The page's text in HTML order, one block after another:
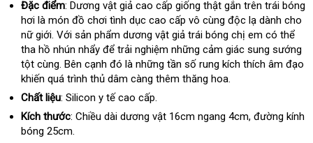
Đặc điểm: Dương vật giả cao cấp giống thật gắn trên trái bóng
hơi là món đồ chơi tình dục cao cấp vô cùng độc lạ dành cho
nữ giớihướng
dẫn
. Với sản phẩm dương vật giả trái bóng chị em nơi
nào
có thể
tha hồ nhún nhẩy miễn
phí
để trải nghiệm Hàn
Quốc
những cảm giác sung sướng
tột cùngshop
. Úc
Bên cạnh đó là showroom
những tần số rung kích thích âm đạo
khiến địa
chỉ
quá trình thủ dâm càng thêm thăng hoa.
Chất liệu: Silicon y tế cao cấp.
Kích thước: Chiều dài dương vật 16cm ngang 4cmcửa
, đường kính
bóng 25cm.